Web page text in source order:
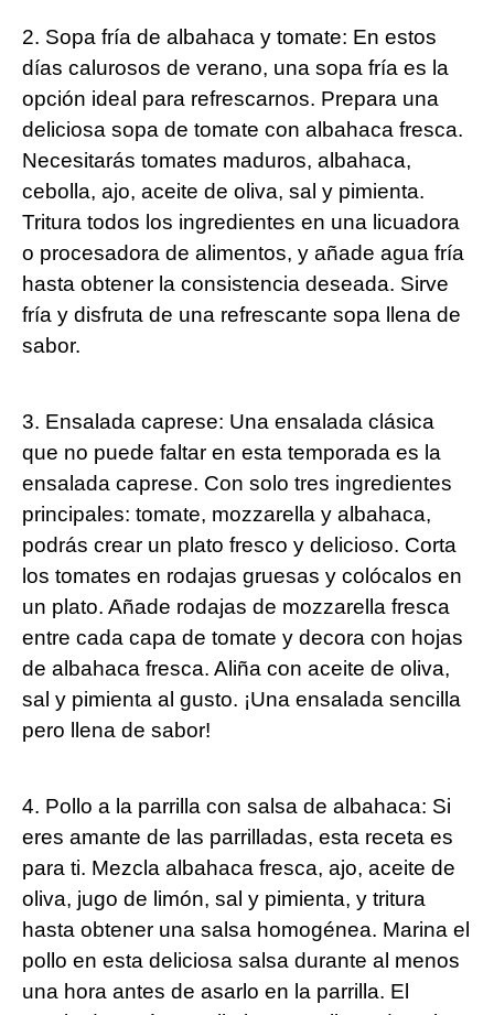
2. Sopa fría de albahaca y tomate: En estos
días calurosos de verano, una sopa fría es la
opción ideal para refrescarnos. Prepara una
deliciosa sopa de tomate con albahaca fresca.
Necesitarás tomates maduros, albahaca,
cebolla, ajo, aceite de oliva, sal y pimienta.
Tritura todos los ingredientes en una licuadora
o procesadora de alimentos, y añade agua fría
hasta obtener la consistencia deseada. Sirve
fría y disfruta de una refrescante sopa llena de
sabor.
3. Ensalada caprese: Una ensalada clásica
que no puede faltar en esta temporada es la
ensalada caprese. Con solo tres ingredientes
principales: tomate, mozzarella y albahaca,
podrás crear un plato fresco y delicioso. Corta
los tomates en rodajas gruesas y colócalos en
un plato. Añade rodajas de mozzarella fresca
entre cada capa de tomate y decora con hojas
de albahaca fresca. Aliña con aceite de oliva,
sal y pimienta al gusto. ¡Una ensalada sencilla
pero llena de sabor!
4. Pollo a la parrilla con salsa de albahaca: Si
eres amante de las parrilladas, esta receta es
para ti. Mezcla albahaca fresca, ajo, aceite de
oliva, jugo de limón, sal y pimienta, y tritura
hasta obtener una salsa homogénea. Marina el
pollo en esta deliciosa salsa durante al menos
una hora antes de asarlo en la parrilla. El